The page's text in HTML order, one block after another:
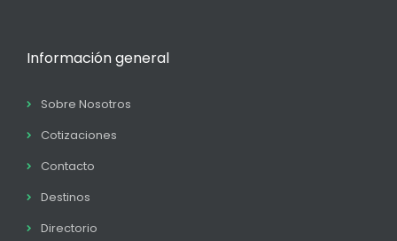
Información general
Sobre Nosotros
Cotizaciones
Contacto
Destinos
Directorio